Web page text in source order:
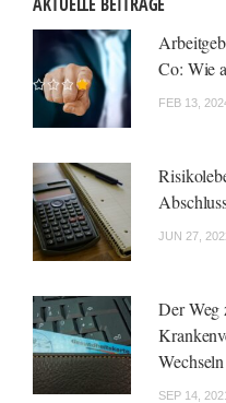
Co: Wie
FEB 13,
JUN 27,
Der Weg
SEP 14,